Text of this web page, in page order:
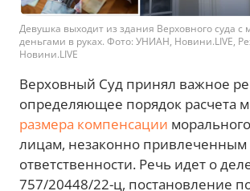
Девушка выходит из здания Верховного суда с
деньгами в руках. Фото: УНИАН, Новини.LIVE,
Новини.LIVE
Верховный Суд принял важное
определяющее порядок расчета
размера компенсации
лицам, незаконно привлеченным
ответственности. Речь идет о
757/20448/22-ц, постановление